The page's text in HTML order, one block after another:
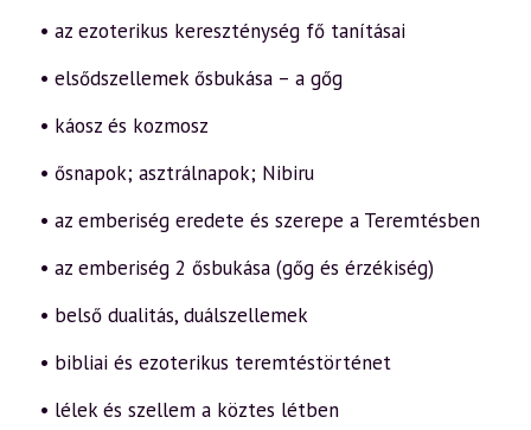
mennyiség
• az ezoterikus kereszténység fő tanításai
• elsődszellemek ősbukása – a gőg
• káosz és kozmosz
• ősnapok; asztrálnapok; Nibiru
• az emberiség eredete és szerepe a Teremtésben
• az emberiség 2 ősbukása (gőg és érzékiség)
• belső dualitás, duálszellemek
• bibliai és ezoterikus teremtéstörténet
• lélek és szellem a köztes létben